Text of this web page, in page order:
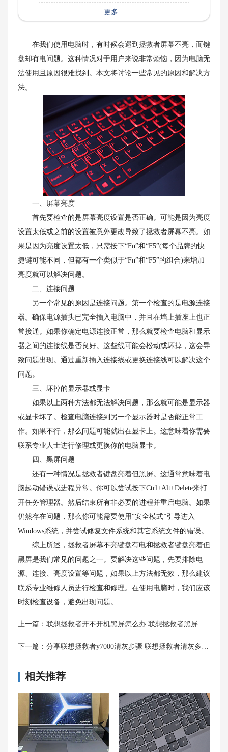
更多...
在我们使用电脑时，有时候会遇到拯救者屏幕不亮，而键
盘却有电问题。这种情况对于用户来说非常烦恼，因为电脑无
法使用且原因很难找到。本文将讨论一些常见的原因和解决方
法。
一、屏幕亮度
首先要检查的是屏幕亮度设置是否正确。可能是因为亮度
设置太低或之前的设置被意外更改导致了拯救者屏幕不亮。如
果是因为亮度设置太低，只需按下“Fn”和“F5”(每个品牌的快
捷键可能不同，但都有一个类似于“Fn”和“F5”的组合)来增加
亮度就可以解决问题。
二、连接问题
另一个常见的原因是连接问题。第一个检查的是电源连接
器。确保电源插头已完全插入电脑中，并且在墙上插座上也正
常接通。如果你确定电源连接正常，那么就要检查电脑和显示
器之间的连接线是否良好。这些线可能会松动或坏掉，这会导
致问题出现。通过重新插入连接线或更换连接线可以解决这个
问题。
三、坏掉的显示器或显卡
如果以上两种方法都无法解决问题，那么就可能是显示器
或显卡坏了。检查电脑连接到另一个显示器时是否能正常工
作。如果不行，那么问题可能就出在显卡上。这意味着你需要
联系专业人士进行修理或更换你的电脑显卡。
四、黑屏问题
还有一种情况是拯救者键盘亮着但黑屏。这通常意味着电
脑起动错误或进程异常。你可以尝试按下Ctrl+Alt+Delete来打
开任务管理器。然后结束所有非必要的进程并重启电脑。如果
仍然存在问题，那么你可能需要使用“安全模式”引导进入
Windows系统，并尝试修复文件系统和其它系统文件的错误。
综上所述，拯救者屏幕不亮键盘有电和拯救者键盘亮着但
黑屏是我们常见的问题之一。要解决这些问题，先要排除电
源、连接、亮度设置等问题，如果以上方法都无效，那么建议
联系专业维修人员进行检查和修理。在使用电脑时，我们应该
时刻检查设备，避免出现问题。
上一篇： 联想拯救者开不开机黑屏怎么办 联想拯救者黑屏怎么重启
下一篇： 分享联想拯救者y7000清灰步骤 联想拯救者清灰多少钱
相关推荐